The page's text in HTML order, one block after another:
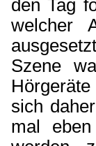
den Tag
welcher
Szene
sich
mal